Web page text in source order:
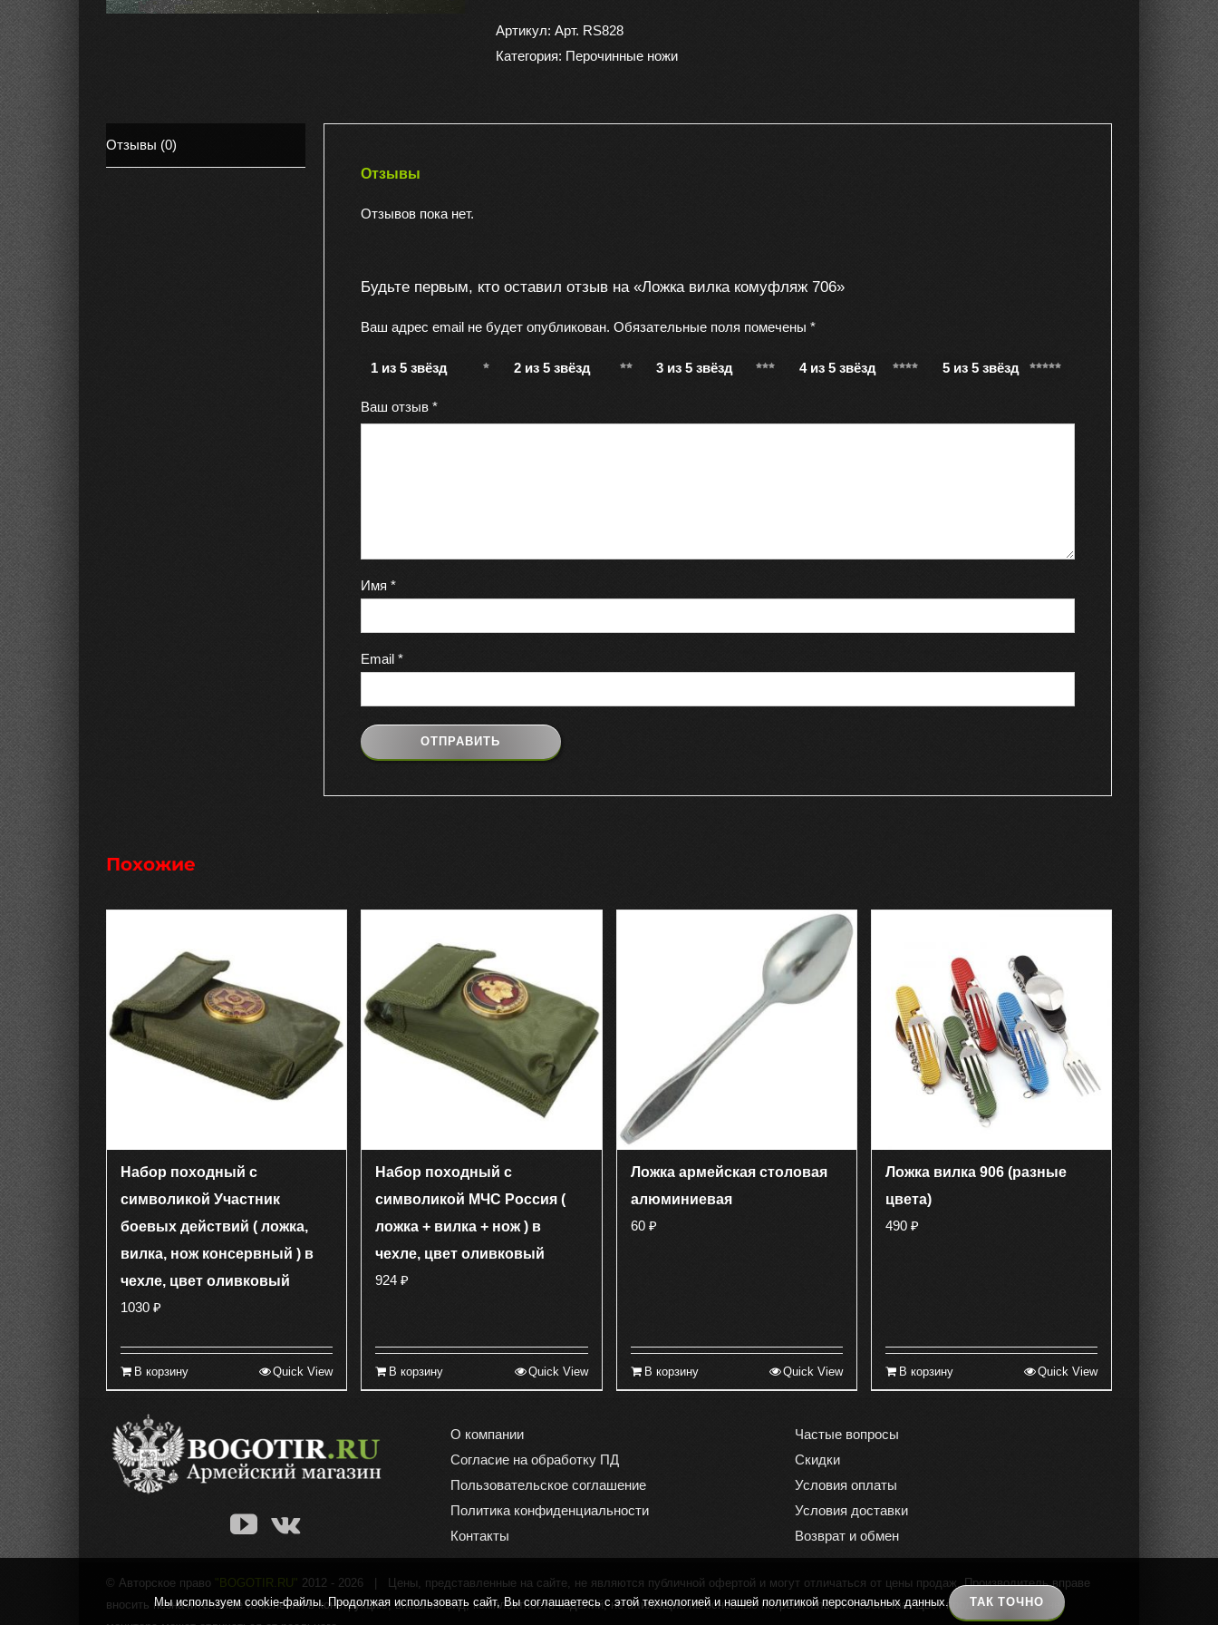
вилка
комуфляж
Артикул: Арт. RS828
Категория: Перочинные ножи
Отзывы (0)
Отзывы
Отзывов пока нет.
Будьте первым, кто оставил отзыв на «Ложка вилка комуфляж 706»
Ваш адрес email не будет опубликован. Обязательные поля помечены *
1 из 5 звёзд 2 из 5 звёзд 3 из 5 звёзд 4 из 5 звёзд 5 из 5 звёзд
Ваш отзыв *
Имя *
Email *
Похожие
Набор походный с
символикой Участник
боевых действий ( ложка,
вилка, нож консервный ) в
чехле, цвет оливковый
1030 ₽
В корзину Quick View
Набор походный с
символикой МЧС Россия (
ложка + вилка + нож ) в
чехле, цвет оливковый
924₽
В корзину Quick View
Ложка армейская столовая
алюминиевая
60 ₽
В корзину Quick View
Ложка вилка 906 (разные
цвета)
490 ₽
В корзину Quick View
О компании
Согласие на обработку ПД
Пользовательское соглашение
Политика конфиденциальности
Контакты
Частые вопросы
Скидки
Условия оплаты
Условия доставки
Возврат и обмен
© Авторское право "BOGOTIR.RU" 2012 - 2026 | Цены, представленные на сайте, не являются публичной офертой и могут отличаться от цены продаж. Производитель вправе
вносить незначительные изменения в конструкцию, внешний вид, комплектность изделий, не влияющие на основные потребительские свойства. Цвет продукции на экране
Мы используем cookie-файлы. Продолжая использовать сайт, Вы соглашаетесь с этой технологией и нашей политикой персональных данных. ТАК ТОЧНО